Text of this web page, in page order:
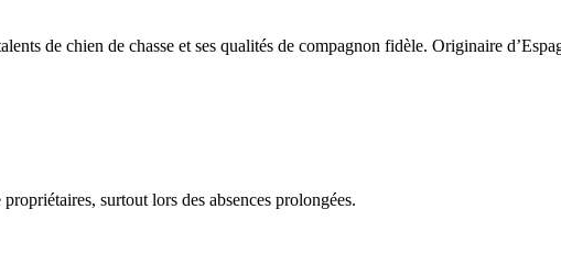
de chien de chasse et ses qualités de compagnon fidèle. Originaire
surtout lors des absences prolongées.